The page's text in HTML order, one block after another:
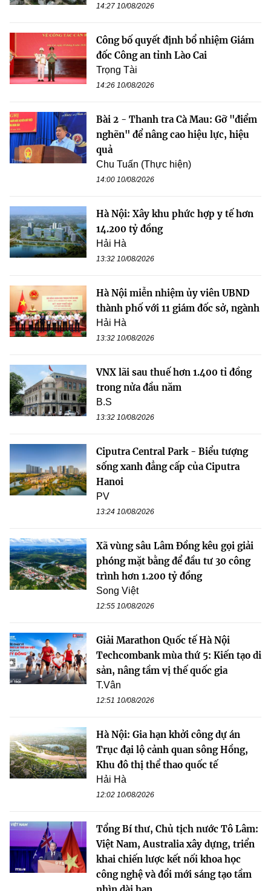
14:27 10/08/2026
Công bố quyết định bổ nhiệm Giám
đốc Công an tỉnh Lào Cai
Trọng Tài
14:26 10/08/2026
Bài 2 - Thanh tra Cà Mau: Gỡ "điểm
nghẽn" để nâng cao hiệu lực, hiệu
quả
Chu Tuấn (Thực hiện)
14:00 10/08/2026
Hà Nội: Xây khu phức hợp y tế hơn
14.200 tỷ đồng
Hải Hà
13:32 10/08/2026
Hà Nội miễn nhiệm ủy viên UBND
thành phố với 11 giám đốc sở, ngành
Hải Hà
13:32 10/08/2026
VNX lãi sau thuế hơn 1.400 tỉ đồng
trong nửa đầu năm
B.S
13:32 10/08/2026
Ciputra Central Park - Biểu tượng
sống xanh đẳng cấp của Ciputra
Hanoi
PV
13:24 10/08/2026
Xã vùng sâu Lâm Đồng kêu gọi giải
phóng mặt bằng để đầu tư 30 công
trình hơn 1.200 tỷ đồng
Song Việt
12:55 10/08/2026
Giải Marathon Quốc tế Hà Nội
Techcombank mùa thứ 5: Kiến tạo di
sản, nâng tầm vị thế quốc gia
T.Vân
12:51 10/08/2026
Hà Nội: Gia hạn khởi công dự án
Trục đại lộ cảnh quan sông Hồng,
Khu đô thị thể thao quốc tế
Hải Hà
12:02 10/08/2026
Tổng Bí thư, Chủ tịch nước Tô Lâm:
Việt Nam, Australia xây dựng, triển
khai chiến lược kết nối khoa học
công nghệ và đổi mới sáng tạo tầm